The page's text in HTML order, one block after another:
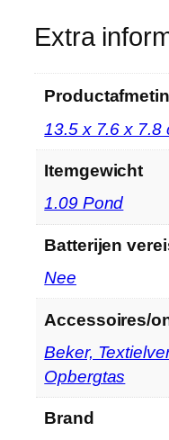
n
C
m
p
…
e
l
Extra
‎13.5 x 7.6 x 7.8
Itemgewicht
‎1.09 Pond
Batterijen
‎Nee
Accessoires/
‎Beker,
Opbergtas
Brand